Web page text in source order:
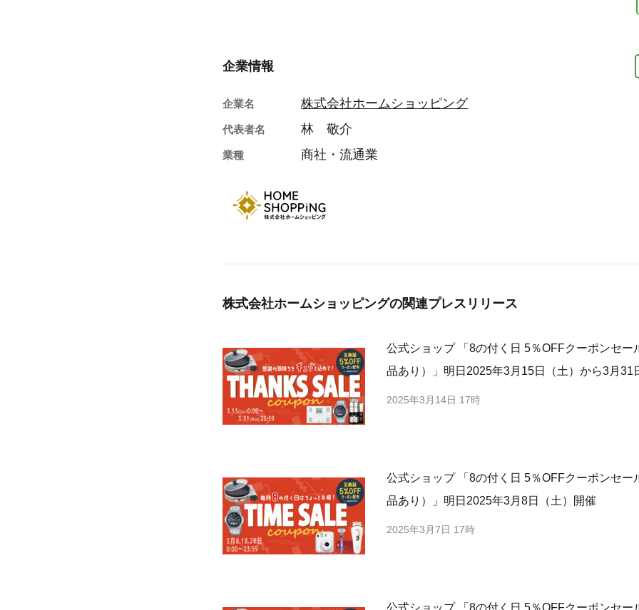
企業情報
企業名 株式会社ホームショッピング
代表者名 林 敬介
業種 商社・流通業
株式会社ホームショッピングの関連プレスリリース
公式ショップ 「8の付く日 5％OFFクーポンセー
品あり）」明日2025年3月15日（土）から3月31
2025年3月14日 17時
公式ショップ 「8の付く日 5％OFFクーポンセー
品あり）」明日2025年3月8日（土）開催
2025年3月7日 17時
公式ショップ 「8の付く日 5％OFFクーポンセー